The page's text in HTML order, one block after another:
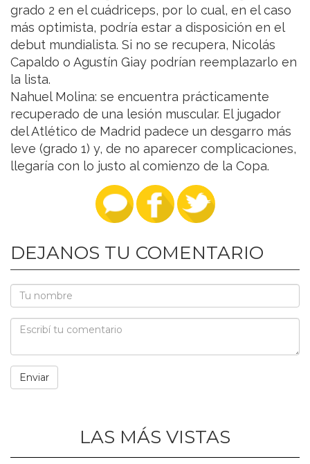
grado 2 en el cuádriceps, por lo cual, en el caso
más optimista, podría estar a disposición en el
debut mundialista. Si no se recupera, Nicolás
Capaldo o Agustín Giay podrían reemplazarlo en
la lista.
Nahuel Molina: se encuentra prácticamente
recuperado de una lesión muscular. El jugador
del Atlético de Madrid padece un desgarro más
leve (grado 1) y, de no aparecer complicaciones,
llegaría con lo justo al comienzo de la Copa.
DEJANOS TU COMENTARIO
LAS MÁS VISTAS